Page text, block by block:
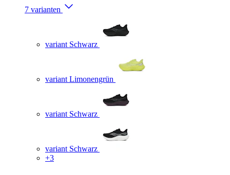
7 varianten
variant Schwarz
variant Limonengrün
variant Schwarz
variant Schwarz
+3